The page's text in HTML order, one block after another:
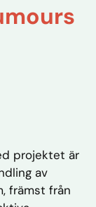
projektet är
av
främst från